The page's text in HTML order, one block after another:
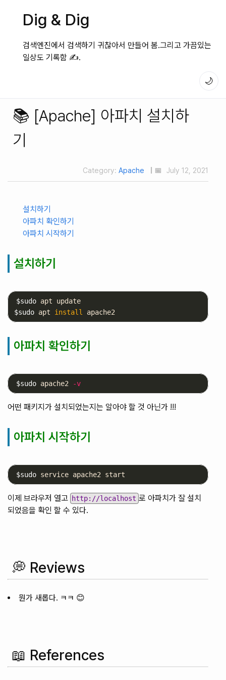
Dig & Dig
검색엔진에서 검색하기 귀찮아서 만들어 봄.그리고 가끔있는
일상도 기록함 ✍️.
🌙
📚 [Apache] 아파치 설치하
기
Category: Apache | 📅 July 12, 2021
설치하기
아파치 확인하기
아파치 시작하기
설치하기
$sudo
$sudo apt install
아파치 확인하기
$sudo apache2 -v
어떤 패키지가 설치되었는지는 알아야 할 것 아닌가 !!!
아파치 시작하기
$sudo
이제 브라우저 열고 http://localhost 로 아파치가 잘 설치
되었음을 확인 할 수 있다.
💭 Reviews
뭔가 새롭다. ㅋㅋ 😊
📖 References